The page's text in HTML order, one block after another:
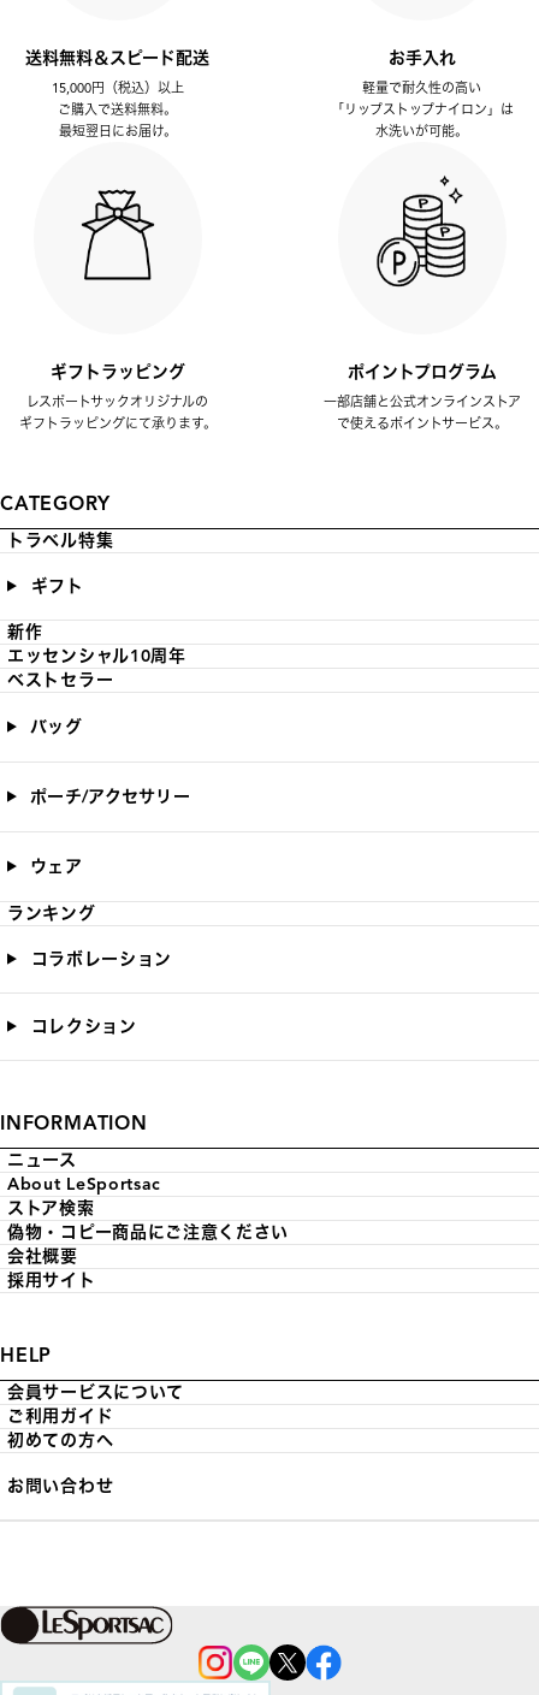
送料無料＆スピード配送
15,000円（税込）以上
ご購入で送料無料。
最短翌日にお届け。
お手入れ
軽量で耐久性の高い
「リップストップナイロン」は
水洗いが可能。
ギフトラッピング
レスポートサックオリジナルの
ギフトラッピングにて承ります。
ポイントプログラム
一部店舗と公式オンラインストア
で使えるポイントサービス。
CATEGORY
トラベル特集
ギフト
新作
エッセンシャル10周年
ベストセラー
バッグ
ポーチ/アクセサリー
ウェア
ランキング
コラボレーション
コレクション
INFORMATION
ニュース
About LeSportsac
ストア検索
偽物・コピー商品にご注意ください
会社概要
採用サイト
HELP
会員サービスについて
ご利用ガイド
初めての方へ
お問い合わせ